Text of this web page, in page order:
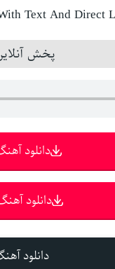
Text And Direct
پخش
دانلود
دانلود
دانلود